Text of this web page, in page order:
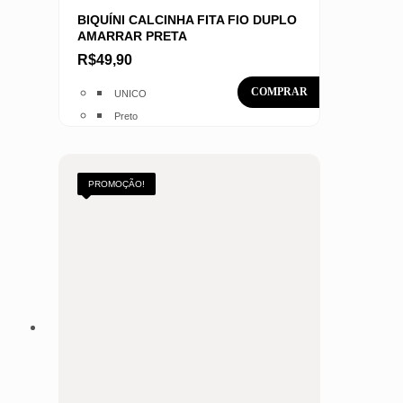
BIQUÍNI CALCINHA FITA FIO DUPLO
AMARRAR PRETA
R$49,90
Este
produto
variantes.
UNICO
Preto
PROMOÇÃO!